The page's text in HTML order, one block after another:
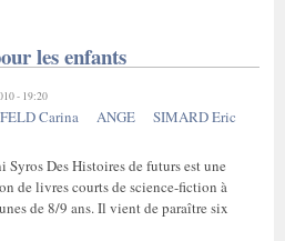
les enfants
- 19:20
Carina ANGE
SIMARD Eric
Syros Des Histoires de futurs est une
de livres courts de science-fiction à
de 8/9 ans. Il vient de paraître six